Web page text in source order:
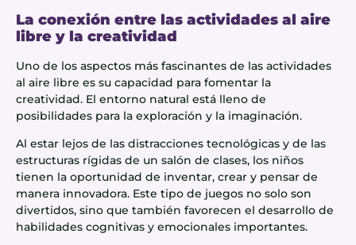
La conexión entre las actividades al aire
libre y la creatividad
Uno de los aspectos más fascinantes de las actividades
al aire libre es su capacidad para fomentar la
creatividad. El entorno natural está lleno de
posibilidades para la exploración y la imaginación.
Al estar lejos de las distracciones tecnológicas y de las
estructuras rígidas de un salón de clases, los niños
tienen la oportunidad de inventar, crear y pensar de
manera innovadora. Este tipo de juegos no solo son
divertidos, sino que también favorecen el desarrollo de
habilidades cognitivas y emocionales importantes.